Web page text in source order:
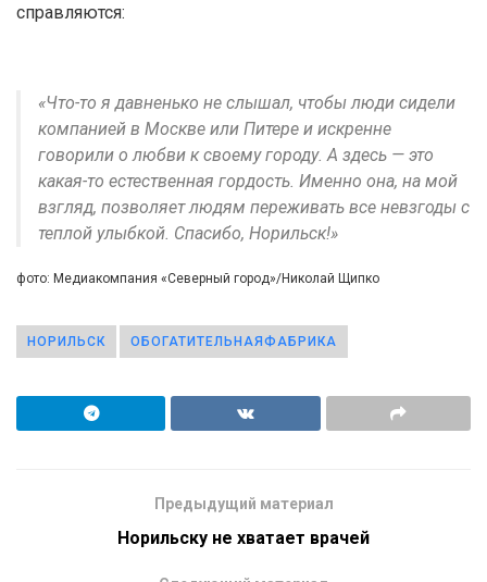
справляются:
«Что-то я давненько не слышал, чтобы люди сидели
компанией в Москве или Питере и искренне
говорили о любви к своему городу. А здесь — это
какая-то естественная гордость. Именно она, на мой
взгляд, позволяет людям переживать все невзгоды с
теплой улыбкой. Спасибо, Норильск!»
фото: Медиакомпания «Северный город»/Николай Щипко
НОРИЛЬСК ОБОГАТИТЕЛЬНАЯФАБРИКА
Предыдущий материал
Норильску не хватает врачей